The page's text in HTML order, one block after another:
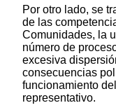
Por otro lado, se
de las
Comunidades, la
número de
excesiva
consecuencias
funcionamiento
representativo.